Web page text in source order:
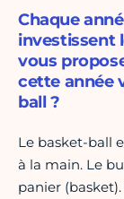
Chaque
investissent
vous
cette année
ball ?
Le basket-ball
à la main. Le
panier